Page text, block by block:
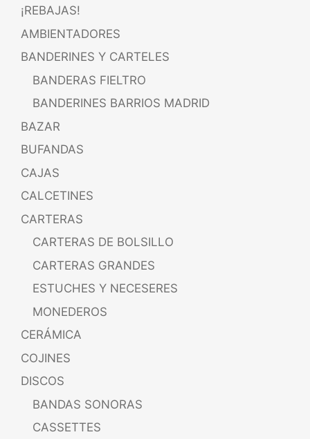
¡REBAJAS!
AMBIENTADORES
BANDERINES Y CARTELES
BANDERAS FIELTRO
BANDERINES BARRIOS MADRID
BAZAR
BUFANDAS
CAJAS
CALCETINES
CARTERAS
CARTERAS DE BOLSILLO
CARTERAS GRANDES
ESTUCHES Y NECESERES
MONEDEROS
CERÁMICA
COJINES
DISCOS
BANDAS SONORAS
CASSETTES